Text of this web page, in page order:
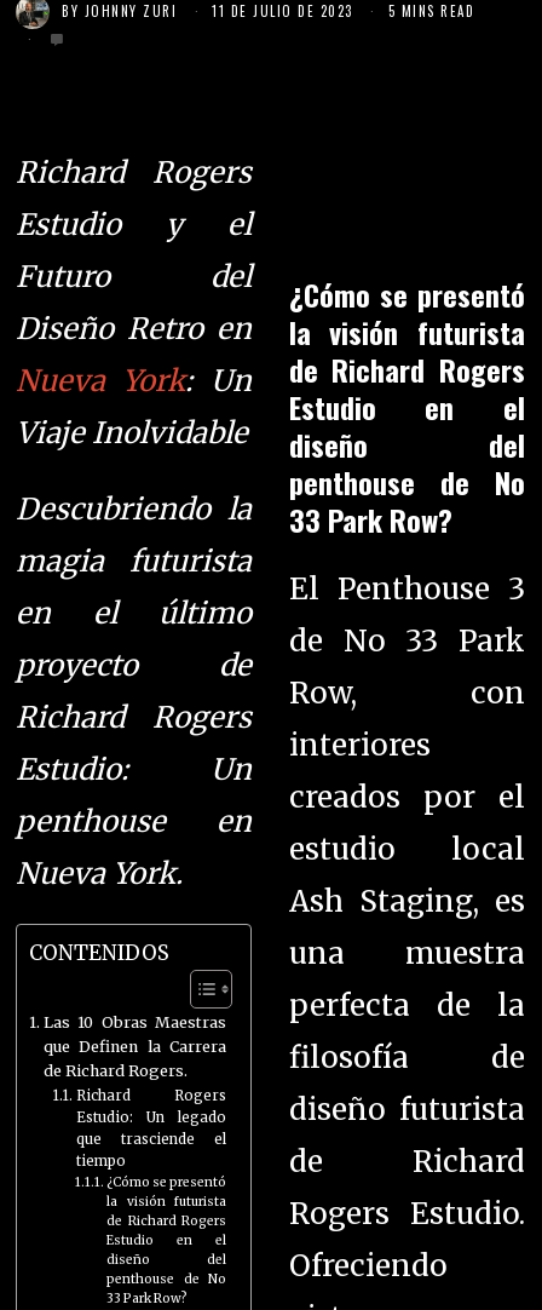
BY JOHNNY ZURI 11 DE JULIO DE 2023 5 MINS READ
Richard Rogers
Estudio y el
Futuro del
Diseño Retro en
Nueva York: Un
Viaje Inolvidable
Descubriendo la
magia futurista
en el último
proyecto de
Richard Rogers
Estudio: Un
penthouse en
Nueva York.
CONTENIDOS
Las 10 Obras Maestras
que Definen la Carrera
de Richard Rogers.
Richard Rogers
Estudio: Un legado
que trasciende el
tiempo
¿Cómo se presentó
la visión futurista
de Richard Rogers
Estudio en el
diseño del
penthouse de No
33 Park Row?
¿Cómo se presentó
la visión futurista
de Richard Rogers
Estudio en el
diseño del
penthouse de No
33 Park Row?
El Penthouse 3
de No 33 Park
Row, con
interiores
creados por el
estudio local
Ash Staging, es
una muestra
perfecta de la
filosofía de
diseño futurista
de Richard
Rogers Estudio.
Ofreciendo